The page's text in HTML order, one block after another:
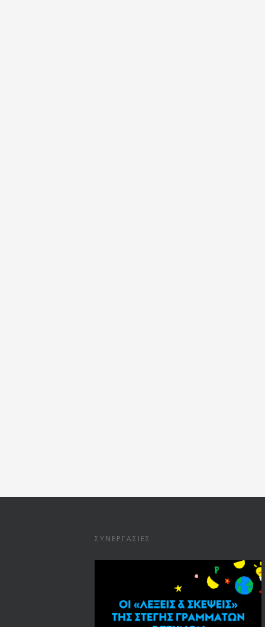
ΣΥΝΕΡΓΑΣΊΕΣ